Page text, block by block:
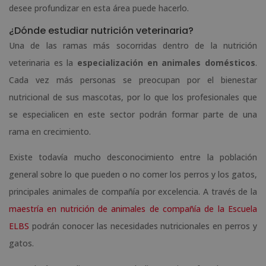
desee profundizar en esta área puede hacerlo.
¿Dónde estudiar nutrición veterinaria?
Una de las ramas más socorridas dentro de la nutrición
veterinaria es la especialización en animales domésticos.
Cada vez más personas se preocupan por el bienestar
nutricional de sus mascotas, por lo que los profesionales que
se especialicen en este sector podrán formar parte de una
rama en crecimiento.
Existe todavía mucho desconocimiento entre la población
general sobre lo que pueden o no comer los perros y los gatos,
principales animales de compañía por excelencia. A través de la
maestría en nutrición de animales de compañía de la Escuela
ELBS podrán conocer las necesidades nutricionales en perros y
gatos.